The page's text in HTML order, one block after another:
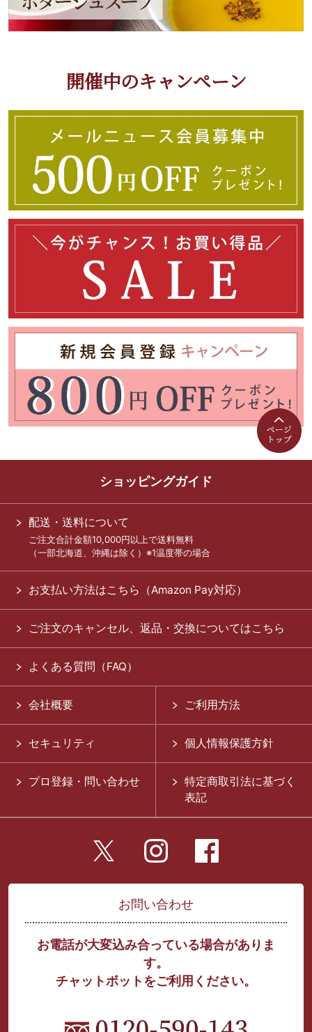
開催中のキャンペーン
ショッピングガイド
配送・送料について
ご注文合計金額10,000円以上で送料無料
（一部北海道、沖縄は除く）※1温度帯の場合
お支払い方法はこちら（Amazon Pay対応）
ご注文のキャンセル、返品・交換についてはこちら
よくある質問（FAQ）
会社概要 ご利用方法
セキュリティ 個人情報保護方針
プロ登録・問い合わせ
特定商取引法に基づく
表記
お問い合わせ
お電話が大変込み合っている場合がありま
す。
チャットボットをご利用ください。